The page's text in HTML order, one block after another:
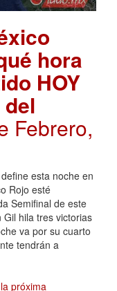
hora
HOY
Febrero,
esta noche en
Rojo esté
Semifinal de este
hila tres victorias
va por su cuarto
tendrán a